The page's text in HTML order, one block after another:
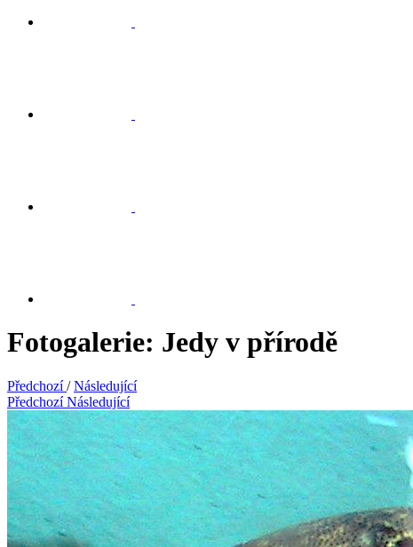
Fotogalerie: Jedy v přírodě
Předchozí / Následující
Předchozí Následující